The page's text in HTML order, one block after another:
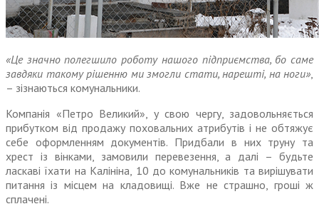
«Це значно полегшило роботу нашого підприємства, бо саме
завдяки такому рішенню ми змогли стати, нарешті, на ноги»,
– зізнаються комунальники.
Компанія «Петро Великий», у свою чергу, задовольняється
прибутком від продажу похо­вальних атрибутів і не обтяжує
себе оформленням документів. Придбали в них труну та
хрест із вінками, замовили перевезення, а далі – будьте
ласкаві їхати на Калініна, 10 до комунальників та вирішувати
питання із місцем на кладовищі. Вже не страшно, гроші ж
сплачені.